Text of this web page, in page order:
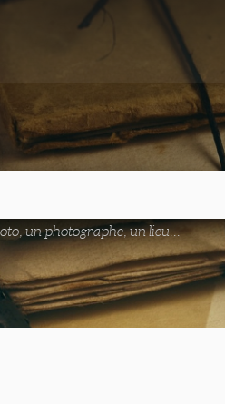
un photographe, un lieu...